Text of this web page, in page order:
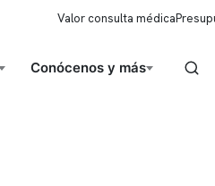
Valor consulta médica
Conócenos y más